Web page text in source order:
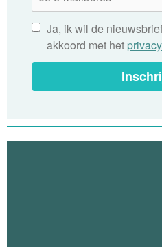
Ja, ik wil de
akkoord met het